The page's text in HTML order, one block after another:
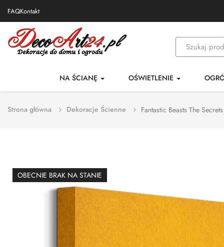
FAQKontakt
NA ŚCIANĘ OŚWIETLENIE
Strona główna Dekoracje Ścienne Fantastic Beasts The
OBECNIE BRAK NA STANIE